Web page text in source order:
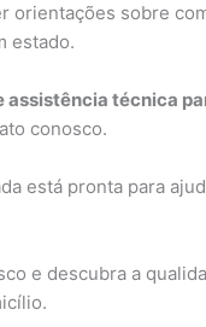
orientações sobre
estado.
assistência técnica
conosco.
está pronta para
e descubra a